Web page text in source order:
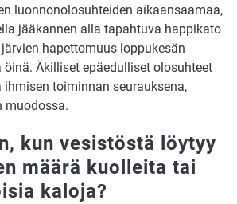
luonnonolosuhteiden aikaansaamaa,
jääkannen alla tapahtuva happikato
hapettomuus loppukesän
Äkilliset epäedulliset olosuhteet
toiminnan seurauksena,
muodossa.
kun vesistöstä löytyy
määrä kuolleita tai
kaloja?